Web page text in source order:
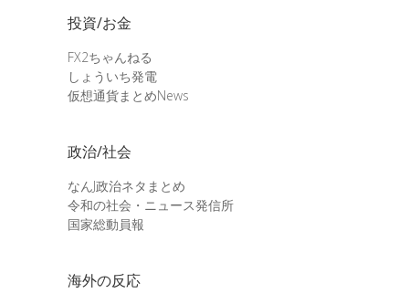
投資/お金
FX2ちゃんねる
しょういち発電
仮想通貨まとめNews
政治/社会
なんJ政治ネタまとめ
令和の社会・ニュース発信所
国家総動員報
海外の反応